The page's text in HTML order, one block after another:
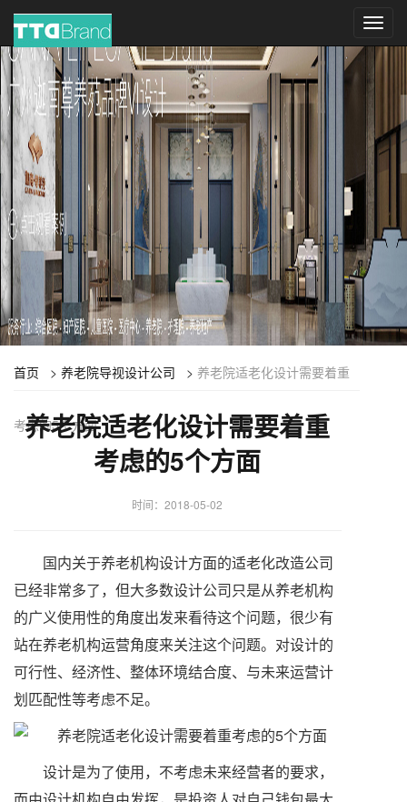
首页 > 养老院导视设计公司 > 养老院适老化设计需要着重
考虑的5个方面
养老院适老化设计需要着重
考虑的5个方面
时间：2018-05-02
国内关于养老机构设计方面的适老化改造公司
已经非常多了，但大多数设计公司只是从养老机构
的广义使用性的角度出发来看待这个问题，很少有
站在养老机构运营角度来关注这个问题。对设计的
可行性、经济性、整体环境结合度、与未来运营计
划匹配性等考虑不足。
设计是为了使用，不考虑未来经营者的要求，